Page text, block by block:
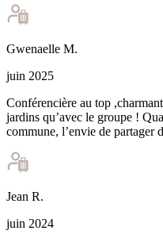
Gwenaelle M.
juin 2025
Conférencière au top
jardins qu’avec le groupe !
commune, l’envie de partager
Jean R.
juin 2024